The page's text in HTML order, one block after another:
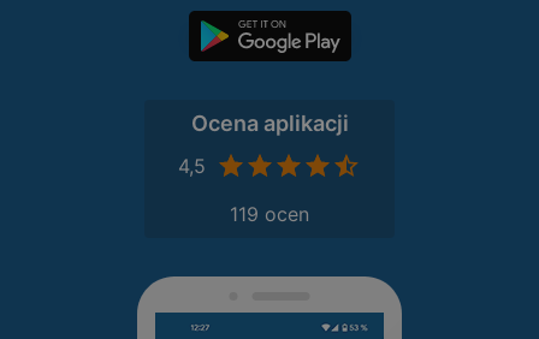
Ocena aplikacji
4,5
119 ocen